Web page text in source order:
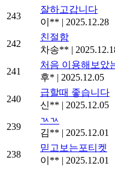
243
잘하고갑니다
이** | 2025.12.28
242
친절함
차송** |
241
처음 이용해보았
후* | 2025.12.05
240
급할때 좋습니다
신** | 2025.12.05
239
ㄳㄳ
김** | 2025.12.01
238
믿고보는포티켓
이** | 2025.12.01